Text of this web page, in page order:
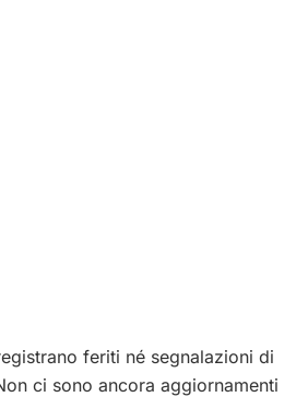
feriti né segnalazioni di
ci sono ancora aggiornamenti